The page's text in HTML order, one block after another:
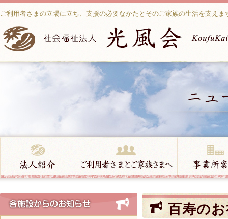
ご利用者さまの立場に立ち、支援の必要なかたとそのご家族の生活を支えま
百寿の